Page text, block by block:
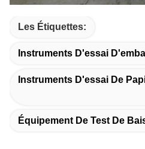
Les Étiquettes:
Instruments D'essai
Instruments D'essai De
Équipement De Test De